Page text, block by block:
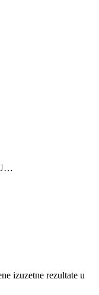
izuzetne rezultate u